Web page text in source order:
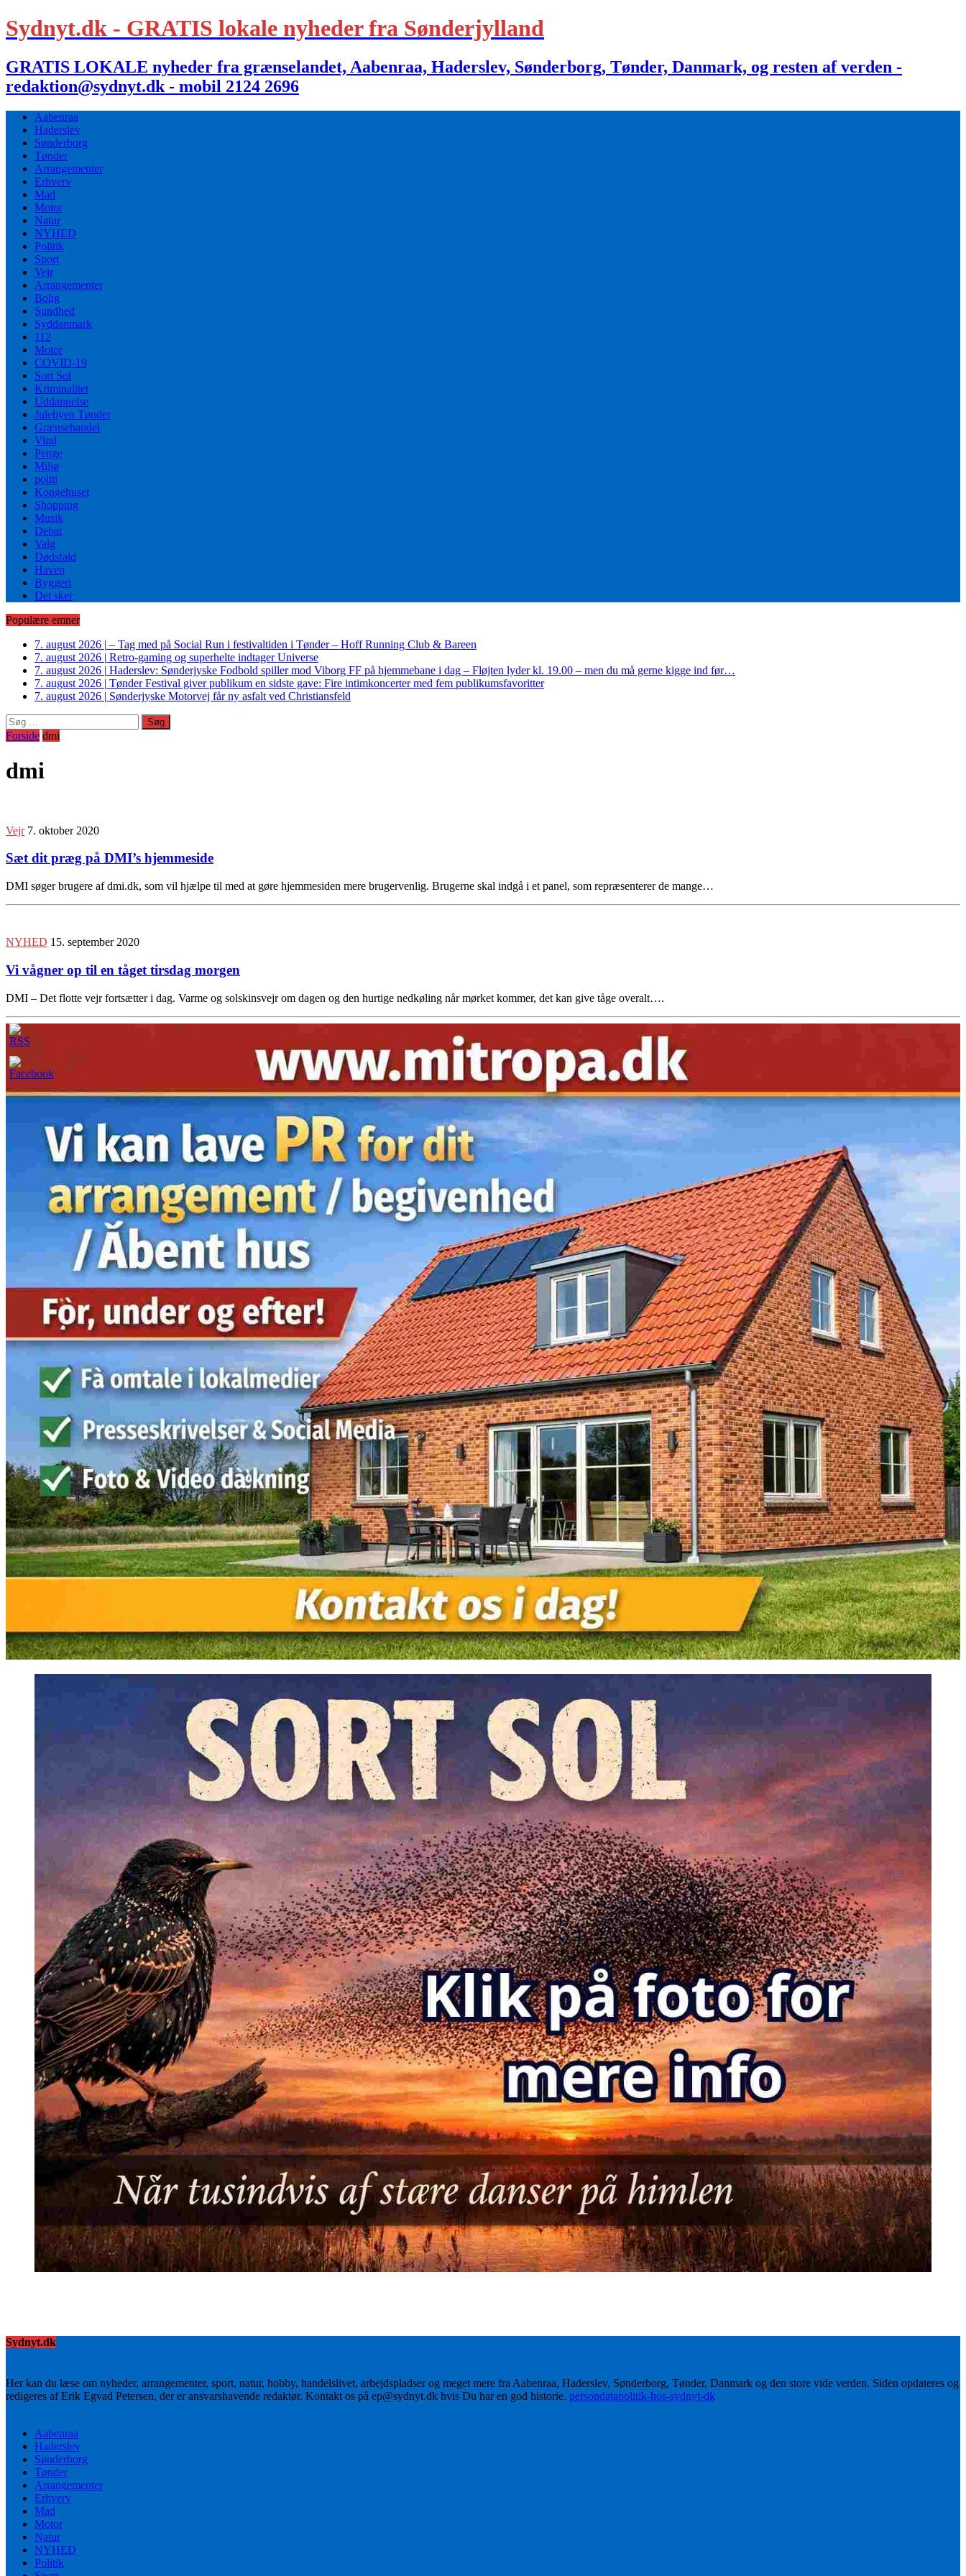
Sydnyt.dk - GRATIS lokale nyheder fra Sønderjylland
GRATIS LOKALE nyheder fra grænselandet, Aabenraa, Haderslev, Sønderborg, Tønder, Danmark, og resten af verden -
redaktion@sydnyt.dk - mobil 2124 2696
Aabenraa
Haderslev
Sønderborg
Tønder
Arrangementer
Erhverv
Mad
Motor
Natur
NYHED
Politik
Sport
Vejr
Arrangementer
Bolig
Sundhed
Syddanmark
112
Motor
COVID-19
Sort Sol
Kriminalitet
Uddannelse
Julebyen Tønder
Grænsehandel
Vind
Penge
Miljø
politi
Kongehuset
Shopping
Musik
Debat
Valg
Dødsfald
Haven
Byggeri
Det sker
Populære emner
7. august 2026 | – Tag med på Social Run i festivaltiden i Tønder – Hoff Running Club & Bareen
7. august 2026 | Retro-gaming og superhelte indtager Universe
7. august 2026 | Haderslev: Sønderjyske Fodbold spiller mod Viborg FF på hjemmebane i dag – Fløjten lyder kl. 19.00 – men du må gerne kigge ind før…
7. august 2026 | Tønder Festival giver publikum en sidste gave: Fire intimkoncerter med fem publikumsfavoritter
7. august 2026 | Sønderjyske Motorvej får ny asfalt ved Christiansfeld
Søg
efter:
Forside dmi
dmi
Vejr 7. oktober 2020
Sæt dit præg på DMI’s hjemmeside
DMI søger brugere af dmi.dk, som vil hjælpe til med at gøre hjemmesiden mere brugervenlig. Brugerne skal indgå i et panel, som repræsenterer de mange…
NYHED 15. september 2020
Vi vågner op til en tåget tirsdag morgen
DMI – Det flotte vejr fortsætter i dag. Varme og solskinsvejr om dagen og den hurtige nedkøling når mørket kommer, det kan give tåge overalt….
Sydnyt.dk
Her kan du læse om nyheder, arrangementer, sport, natur, hobby, handelslivet, arbejdspladser og meget mere fra Aabenraa, Haderslev, Sønderborg, Tønder, Danmark og den store vide verden. Siden opdateres og
redigeres af Erik Egvad Petersen, der er ansvarshavende redaktør. Kontakt os på ep@sydnyt.dk hvis Du har en god historie. persondatapolitik-hos-sydnyt-dk
Aabenraa
Haderslev
Sønderborg
Tønder
Arrangementer
Erhverv
Mad
Motor
Natur
NYHED
Politik